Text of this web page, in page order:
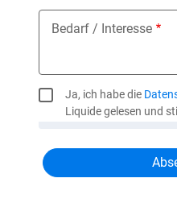
Bedarf / Interesse
Ja, ich habe die
Liquide gelesen und